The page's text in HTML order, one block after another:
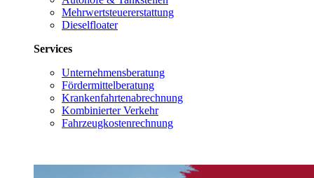
Mehrwertsteuererstattung
Dieselfloater
Services
Unternehmensberatung
Fördermittelberatung
Krankenfahrtenabrechnung
Kombinierter Verkehr
Fahrzeugkostenrechnung